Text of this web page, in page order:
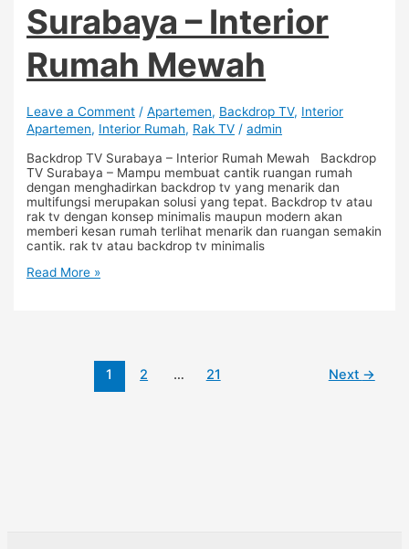
Surabaya – Interior
Rumah Mewah
Leave a Comment /Apartemen, Backdrop TV, Interior
Apartemen, Interior Rumah, Rak TV /admin
Backdrop TV Surabaya – Interior Rumah Mewah Backdrop
TV Surabaya – Mampu membuat cantik ruangan rumah
dengan menghadirkan backdrop tv yang menarik dan
multifungsi merupakan solusi yang tepat. Backdrop tv atau
rak tv dengan konsep minimalis maupun modern akan
memberi kesan rumah terlihat menarik dan ruangan semakin
cantik. rak tv atau backdrop tv minimalis
Read More »
1 2 … 21 Next →